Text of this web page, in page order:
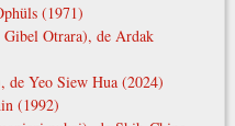
(1971)
Otrara), de Ardak
Yeo Siew Hua (2024)
(1992)